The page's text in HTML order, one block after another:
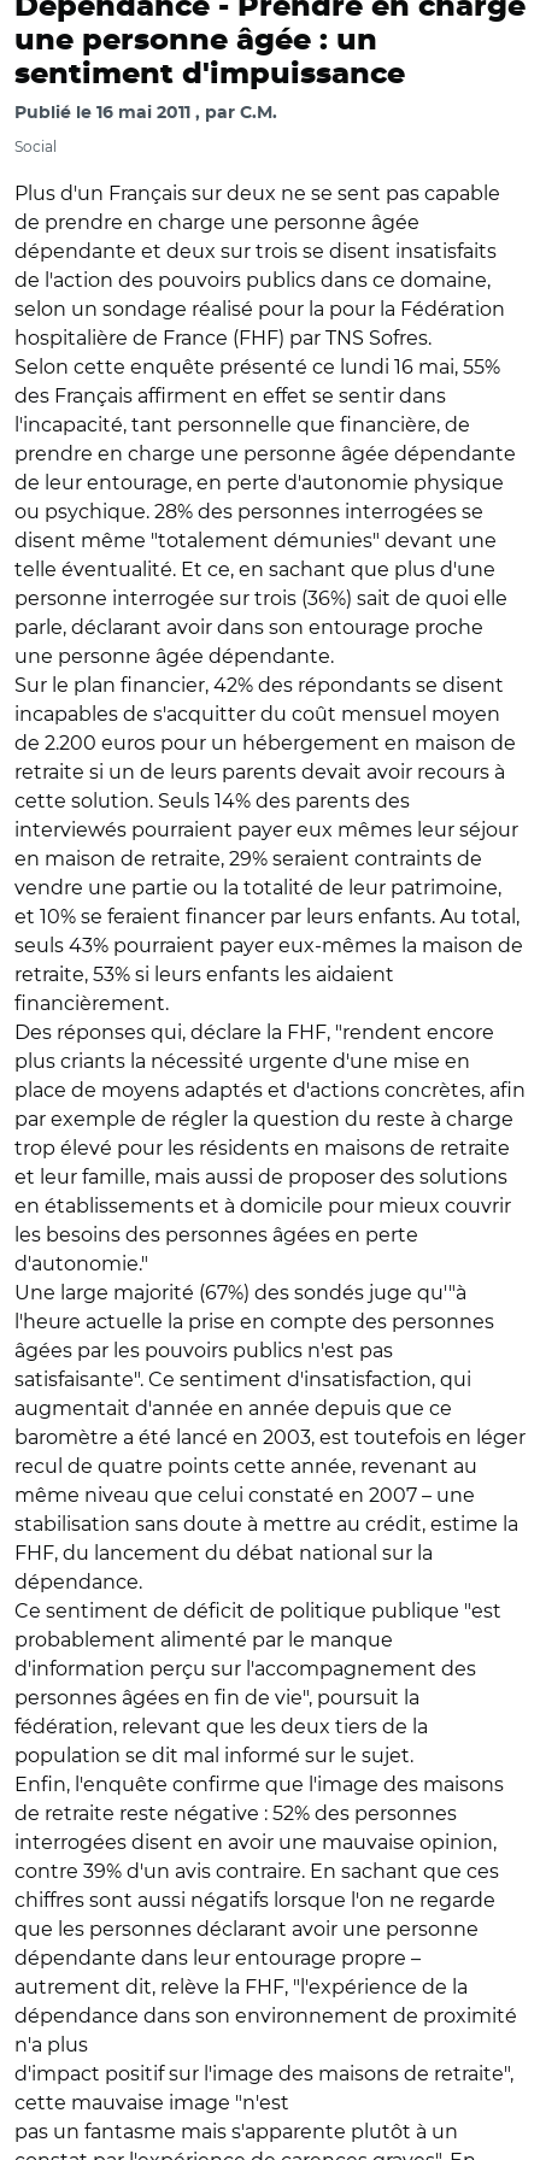
Dépendance - Prendre en charge
une personne âgée : un
sentiment d'impuissance
Publié le 16 mai 2011 par C.M.
Social
Plus d'un Français sur deux ne se sent pas capable
de prendre en charge une personne âgée
dépendante et deux sur trois se disent insatisfaits
de l'action des pouvoirs publics dans ce domaine,
selon un sondage réalisé pour la pour la Fédération
hospitalière de France (FHF) par TNS Sofres.
Selon cette enquête présenté ce lundi 16 mai, 55%
des Français affirment en effet se sentir dans
l'incapacité, tant personnelle que financière, de
prendre en charge une personne âgée dépendante
de leur entourage, en perte d'autonomie physique
ou psychique. 28% des personnes interrogées se
disent même "totalement démunies" devant une
telle éventualité. Et ce, en sachant que plus d'une
personne interrogée sur trois (36%) sait de quoi elle
parle, déclarant avoir dans son entourage proche
une personne âgée dépendante.
Sur le plan financier, 42% des répondants se disent
incapables de s'acquitter du coût mensuel moyen
de 2.200 euros pour un hébergement en maison de
retraite si un de leurs parents devait avoir recours à
cette solution. Seuls 14% des parents des
interviewés pourraient payer eux mêmes leur séjour
en maison de retraite, 29% seraient contraints de
vendre une partie ou la totalité de leur patrimoine,
et 10% se feraient financer par leurs enfants. Au total,
seuls 43% pourraient payer eux-mêmes la maison de
retraite, 53% si leurs enfants les aidaient
financièrement.
Des réponses qui, déclare la FHF, "rendent encore
plus criants la nécessité urgente d'une mise en
place de moyens adaptés et d'actions concrètes, afin
par exemple de régler la question du reste à charge
trop élevé pour les résidents en maisons de retraite
et leur famille, mais aussi de proposer des solutions
en établissements et à domicile pour mieux couvrir
les besoins des personnes âgées en perte
d'autonomie."
Une large majorité (67%) des sondés juge qu'"à
l'heure actuelle la prise en compte des personnes
âgées par les pouvoirs publics n'est pas
satisfaisante". Ce sentiment d'insatisfaction, qui
augmentait d'année en année depuis que ce
baromètre a été lancé en 2003, est toutefois en léger
recul de quatre points cette année, revenant au
même niveau que celui constaté en 2007 – une
stabilisation sans doute à mettre au crédit, estime la
FHF, du lancement du débat national sur la
dépendance.
Ce sentiment de déficit de politique publique "est
probablement alimenté par le manque
d'information perçu sur l'accompagnement des
personnes âgées en fin de vie", poursuit la
fédération, relevant que les deux tiers de la
population se dit mal informé sur le sujet.
Enfin, l'enquête confirme que l'image des maisons
de retraite reste négative : 52% des personnes
interrogées disent en avoir une mauvaise opinion,
contre 39% d'un avis contraire. En sachant que ces
chiffres sont aussi négatifs lorsque l'on ne regarde
que les personnes déclarant avoir une personne
dépendante dans leur entourage propre –
autrement dit, relève la FHF, "l'expérience de la
dépendance dans son environnement de proximité
n'a plus
d'impact positif sur l'image des maisons de retraite",
cette mauvaise image "n'est
pas un fantasme mais s'apparente plutôt à un